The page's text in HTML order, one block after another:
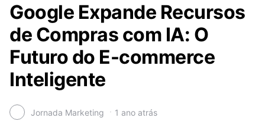
Google Expande Recursos
de Compras com IA: O
Futuro do E-commerce
Inteligente
Jornada Marketing 1 ano atrás